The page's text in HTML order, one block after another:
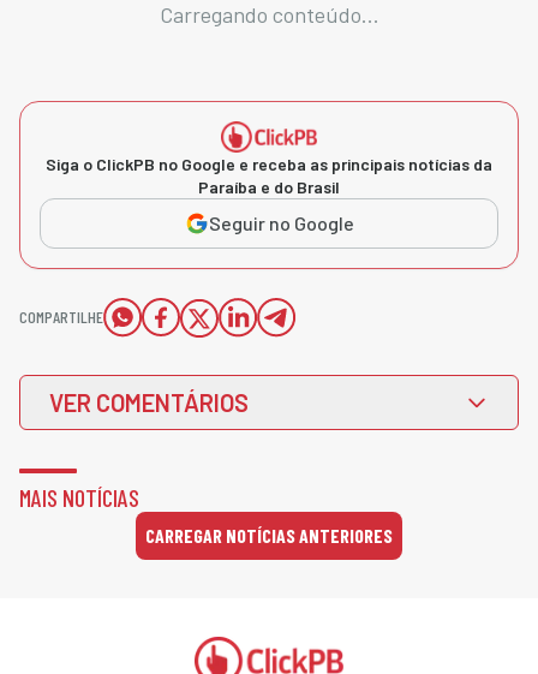
Carregando conteúdo...
Siga o ClickPB no Google e receba as principais notícias da
Paraíba e do Brasil
Seguir no Google
COMPARTILHE
VER COMENTÁRIOS
MAIS NOTÍCIAS
CARREGAR NOTÍCIAS ANTERIORES